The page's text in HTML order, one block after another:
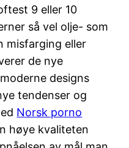
9 eller 10
så vel olje- som
misfarging eller
de nye
designs
tendenser og
Norsk porno
høye kvaliteten